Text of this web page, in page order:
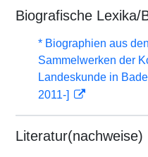
Biografische Lexika/
* Biographien aus
Sammelwerken der
Landeskunde in
2011-]
Literatur(nachweise)